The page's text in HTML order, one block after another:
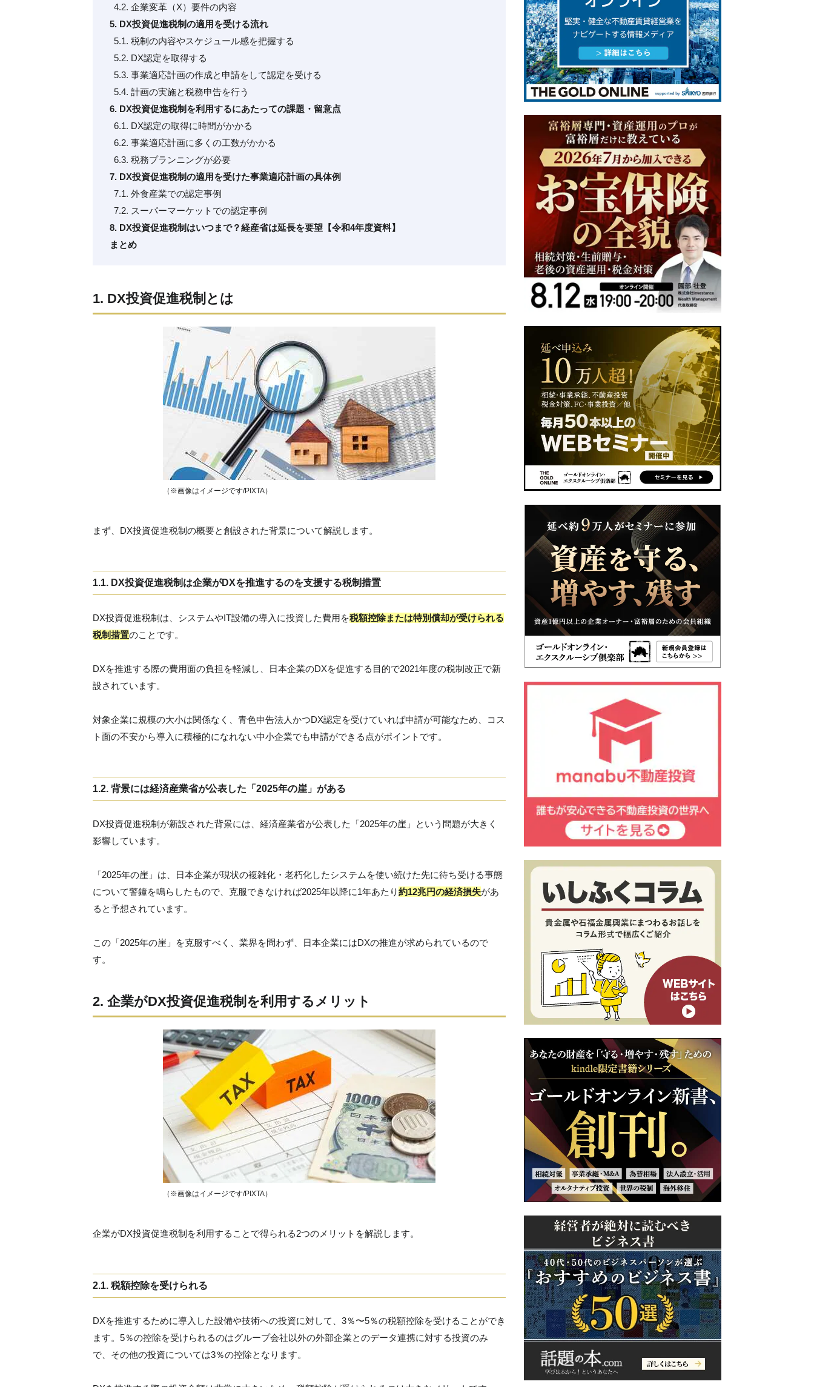
4.2. 企業変革（X）要件の内容
5. DX投資促進税制の適用を受ける流れ
5.1. 税制の内容やスケジュール感を把握する
5.2. DX認定を取得する
5.3. 事業適応計画の作成と申請をして認定を受ける
5.4. 計画の実施と税務申告を行う
6. DX投資促進税制を利用するにあたっての課題・留意点
6.1. DX認定の取得に時間がかかる
6.2. 事業適応計画に多くの工数がかかる
6.3. 税務プランニングが必要
7. DX投資促進税制の適用を受けた事業適応計画の具体例
7.1. 外食産業での認定事例
7.2. スーパーマーケットでの認定事例
8. DX投資促進税制はいつまで？経産省は延長を要望【令和4年度資料】
まとめ
1. DX投資促進税制とは
（※画像はイメージです/PIXTA）
まず、DX投資促進税制の概要と創設された背景について解説します。
1.1. DX投資促進税制は企業がDXを推進するのを支援する税制措置
DX投資促進税制は、システムやIT設備の導入に投資した費用を税額控除または特別償却が受けられる
税制措置のことです。
DXを推進する際の費用面の負担を軽減し、日本企業のDXを促進する目的で2021年度の税制改正で新
設されています。
対象企業に規模の大小は関係なく、青色申告法人かつDX認定を受けていれば申請が可能なため、コス
ト面の不安から導入に積極的になれない中小企業でも申請ができる点がポイントです。
1.2. 背景には経済産業省が公表した「2025年の崖」がある
DX投資促進税制が新設された背景には、経済産業省が公表した「2025年の崖」という問題が大きく
影響しています。
「2025年の崖」は、日本企業が現状の複雑化・老朽化したシステムを使い続けた先に待ち受ける事態
について警鐘を鳴らしたもので、克服できなければ2025年以降に1年あたり約12兆円の経済損失があ
ると予想されています。
この「2025年の崖」を克服すべく、業界を問わず、日本企業にはDXの推進が求められているので
す。
2. 企業がDX投資促進税制を利用するメリット
（※画像はイメージです/PIXTA）
企業がDX投資促進税制を利用することで得られる2つのメリットを解説します。
2.1. 税額控除を受けられる
DXを推進するために導入した設備や技術への投資に対して、3％〜5％の税額控除を受けることができ
ます。5％の控除を受けられるのはグループ会社以外の外部企業とのデータ連携に対する投資のみ
で、その他の投資については3％の控除となります。